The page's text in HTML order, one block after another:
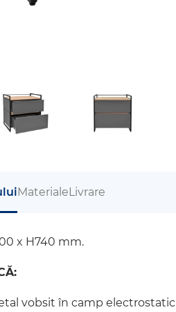
MaterialeLivrare
x H740 mm.
vobsit în camp electrostatic